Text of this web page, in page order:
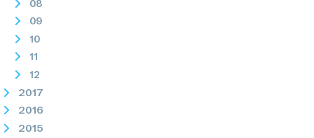
08
09
10
11
12
2017
2016
2015